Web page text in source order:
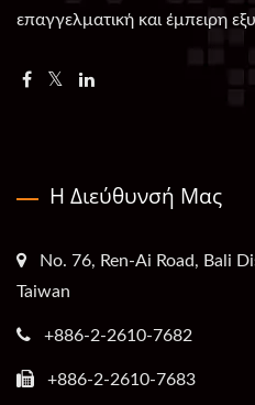
επαγγελματική και έμπειρη
Η Διεύθυνσή Μας
No. 76, Ren-Ai Road, Bali
Taiwan
+886-2-2610-7682
+886-2-2610-7683